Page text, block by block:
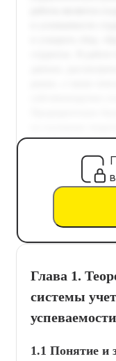
Глава 1.
системы
1.1 Понятие и